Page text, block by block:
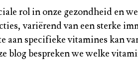
rol in onze gezondheid en
variërend van een sterke
aan specifieke vitamines kan
blog bespreken we welke